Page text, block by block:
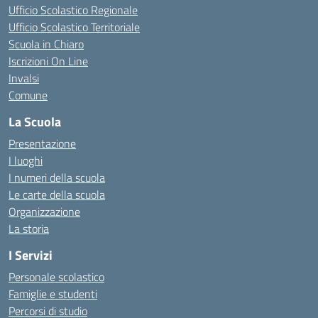
Ufficio Scolastico Regionale
Ufficio Scolastico Territoriale
Scuola in Chiaro
Iscrizioni On Line
Invalsi
Comune
La Scuola
Presentazione
I luoghi
I numeri della scuola
Le carte della scuola
Organizzazione
La storia
I Servizi
Personale scolastico
Famiglie e studenti
Percorsi di studio